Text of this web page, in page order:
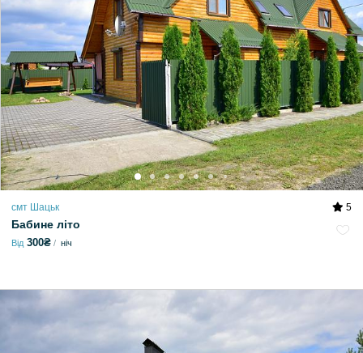
смт Шацьк 5
Бабине літо
Від 300₴ ніч